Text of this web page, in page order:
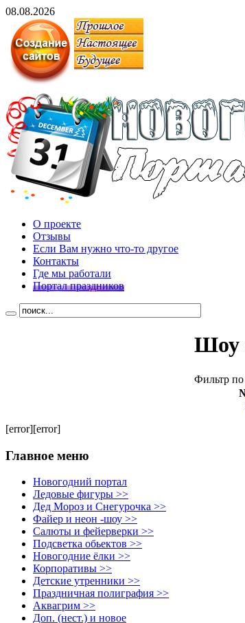
08.08.2026
О проекте
Отзывы
Если Вам нужно что-то другое
Контакты
Где мы работали
Портал праздников
Шоу
Фильтр по
[error][error]
Главное меню
Новогодний портал
Ледовые фигуры >>
Дед Мороз и Снегурочка >>
Файер и неон -шоу >>
Салюты и фейерверки >>
Подсветка обьектов >>
Новогодние ёлки >>
Корпоративы >>
Детские утренники >>
Праздничная полиграфия >>
Аквагрим >>
Доп. (нест.) и новое